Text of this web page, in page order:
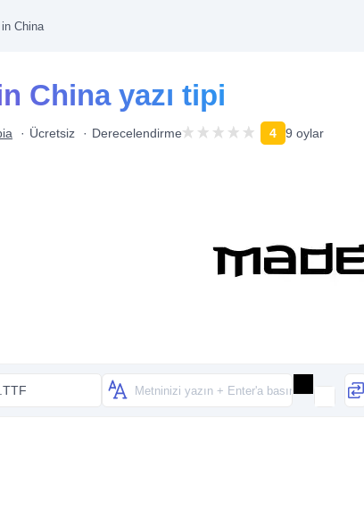
China
China yazı tipi
Ücretsiz Derecelendirme 4 9 oylar